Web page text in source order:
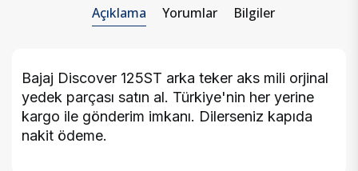
Açıklama Yorumlar Bilgiler
Bajaj Discover 125ST arka teker aks mili orjinal
yedek parçası satın al. Türkiye'nin her yerine
kargo ile gönderim imkanı. Dilerseniz kapıda
nakit ödeme.